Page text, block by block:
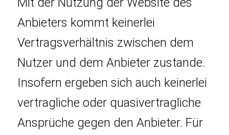
Anbieters kommt keinerlei
Vertragsverhältnis zwischen dem
Nutzer und dem Anbieter zustande.
Insofern ergeben sich auch keinerlei
vertragliche oder quasivertragliche
Ansprüche gegen den Anbieter. Für